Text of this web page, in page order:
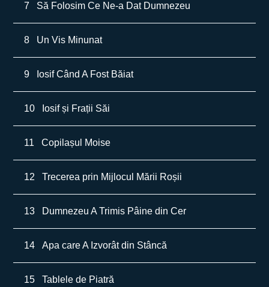
7 Să Folosim Ce Ne-a Dat Dumnezeu
8 Un Vis Minunat
9 Iosif Când A Fost Băiat
10 Iosif și Frații Săi
11 Copilașul Moise
12 Trecerea prin Mijlocul Mării Roșii
13 Dumnezeu A Trimis Pâine din Cer
14 Apa care A Izvorât din Stâncă
15 Tablele de Piatră